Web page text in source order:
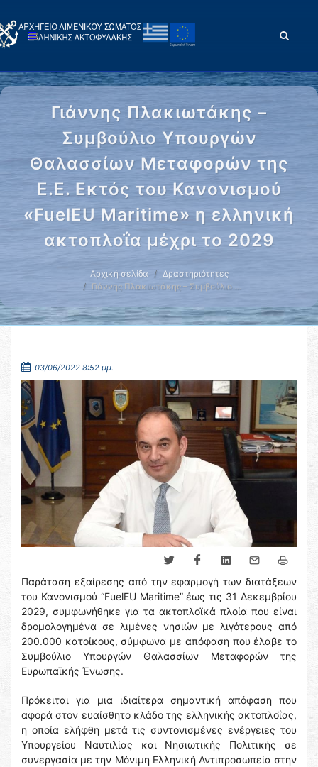
Γιάννης Πλακιωτάκης –
Συμβούλιο Υπουργών
Θαλασσίων Μεταφορών της
Ε.Ε. Εκτός του Κανονισμού
«FuelEU Maritime» η ελληνική
ακτοπλοΐα μέχρι το 2029
Αρχική σελίδα
Δραστηριότητες
Γιάννης Πλακιωτάκης – Συμβούλιο …
03/06/2022 8:52 μμ.
Παράταση εξαίρεσης από την εφαρμογή των διατάξεων
του Κανονισμού “FuelEU Maritime” έως τις 31 Δεκεμβρίου
2029, συμφωνήθηκε για τα ακτοπλοϊκά πλοία που είναι
δρομολογημένα σε λιμένες νησιών με λιγότερους από
200.000 κατοίκους, σύμφωνα με απόφαση που έλαβε το
Συμβούλιο Υπουργών Θαλασσίων Μεταφορών της
Ευρωπαϊκής Ένωσης.
Πρόκειται για μια ιδιαίτερα σημαντική απόφαση που
αφορά στον ευαίσθητο κλάδο της ελληνικής ακτοπλοΐας,
η οποία ελήφθη μετά τις συντονισμένες ενέργειες του
Υπουργείου Ναυτιλίας και Νησιωτικής Πολιτικής σε
συνεργασία με την Μόνιμη Ελληνική Αντιπροσωπεία στην